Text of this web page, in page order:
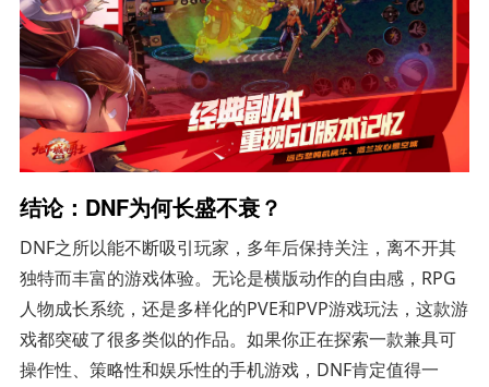
结论：DNF为何长盛不衰？
DNF之所以能不断吸引玩家，多年后保持关注，离不开其
独特而丰富的游戏体验。无论是横版动作的自由感，RPG
人物成长系统，还是多样化的PVE和PVP游戏玩法，这款游
戏都突破了很多类似的作品。如果你正在探索一款兼具可
操作性、策略性和娱乐性的手机游戏，DNF肯定值得一